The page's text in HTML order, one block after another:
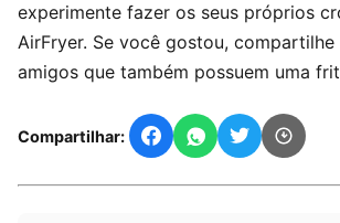
experimente fazer os seus próprios
AirFryer. Se você gostou, compartilhe
amigos que também possuem uma
Compartilhar: